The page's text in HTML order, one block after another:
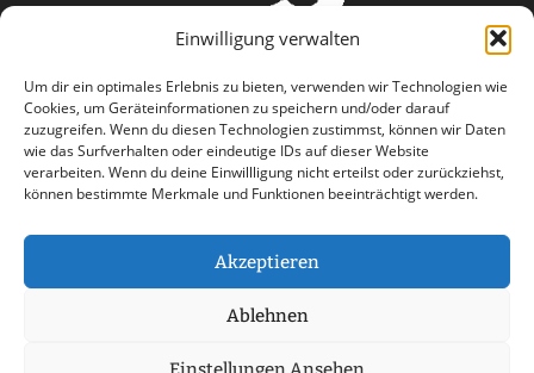
Einwilligung verwalten
Um dir ein optimales Erlebnis zu bieten, verwenden wir Technologien wie
Cookies, um Geräteinformationen zu speichern und/oder darauf
zuzugreifen. Wenn du diesen Technologien zustimmst, können wir Daten
wie das Surfverhalten oder eindeutige IDs auf dieser Website
verarbeiten. Wenn du deine Einwillligung nicht erteilst oder zurückziehst,
können bestimmte Merkmale und Funktionen beeinträchtigt werden.
Akzeptieren
Ablehnen
AGB
Datenschutzerklärung
Haftungsausschluss
Impressum
Kontakt